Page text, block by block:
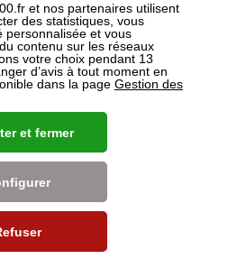
09:30
et nos partenaires utilisent
des statistiques, vous
personnalisée et vous
contenu sur les réseaux
votre choix pendant 13
d’avis à tout moment en
dans la page Gestion des
et fermer